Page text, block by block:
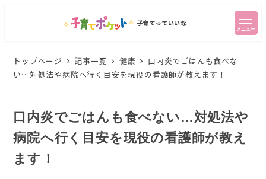
子育てっていいな
メニュー
トップページ 記事一覧 健康
口内炎でごはんも食べな
い…対処法や病院へ行く目安を現役の看護師が教えます！
口内炎でごはんも食べない…対処法や
病院へ行く目安を現役の看護師が教え
ます！